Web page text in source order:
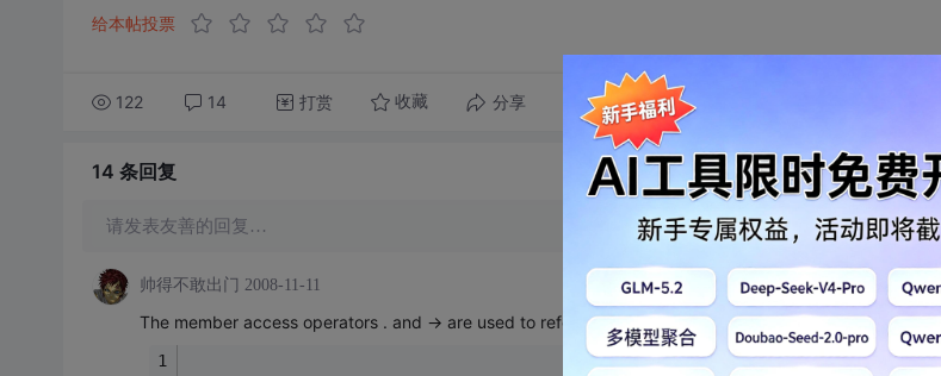
给本帖投票
122 14 打赏 收藏 分享 转发到动态
14 条回复
请发表友善的回复…
帅得不敢出门 2008-11-11
The member access operators . and -> are used to refer to members of structures, unions, and classes